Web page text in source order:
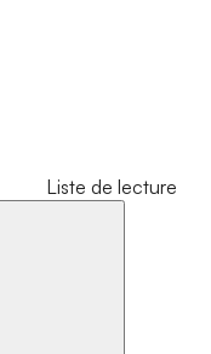
Liste de lecture